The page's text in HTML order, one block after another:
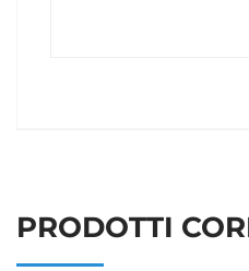
PRODOTTI